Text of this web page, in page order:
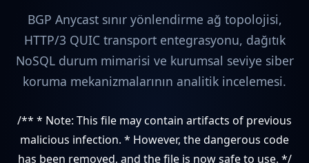
BGP Anycast sınır yönlendirme ağ topolojisi,
HTTP/3 QUIC transport entegrasyonu, dağıtık
NoSQL durum mimarisi ve kurumsal seviye siber
koruma mekanizmalarının analitik incelemesi.
/** * Note: This file may contain artifacts of previous
malicious infection. * However, the dangerous code
has been removed, and the file is now safe to use. */